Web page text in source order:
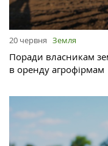
20 червня Земля
Поради власникам
в оренду агрофірмам